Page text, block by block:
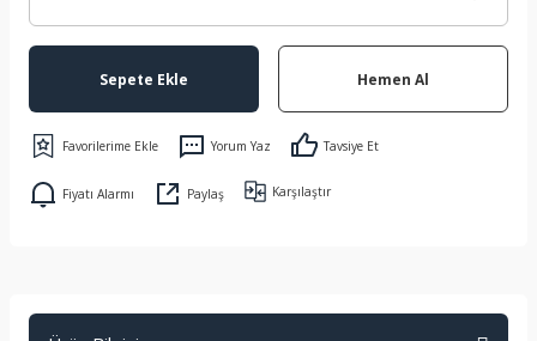
Sepete Ekle Hemen Al
Yorum Yaz Tavsiye Et
Fiyatı Alarmı Paylaş Karşılaştır